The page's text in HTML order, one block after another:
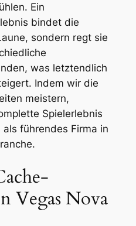
Ein
bindet die
sondern regt sie
was letztendlich
Indem wir die
meistern,
Spielerlebnis
führendes Firma in
Vegas Nova